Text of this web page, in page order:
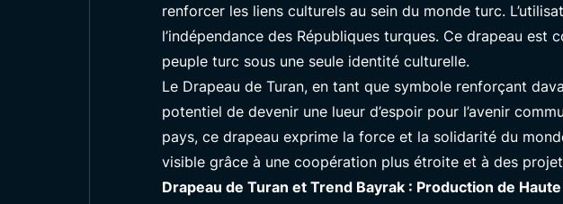
renforcer les liens culturels au sein du monde turc.
l’indépendance des Républiques turques. Ce drapeau
peuple turc sous une seule identité culturelle.
Le Drapeau de Turan, en tant que symbole renforçant
potentiel de devenir une lueur d’espoir pour l’avenir
pays, ce drapeau exprime la force et la solidarité du
visible grâce à une coopération plus étroite et à des
Drapeau de Turan et Trend Bayrak : Production de